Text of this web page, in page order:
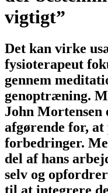
vigtigt”
Det kan virke
fysioterapeut
gennem
genoptræning.
John Mortensen
afgørende for,
forbedringer.
del af hans
selv og